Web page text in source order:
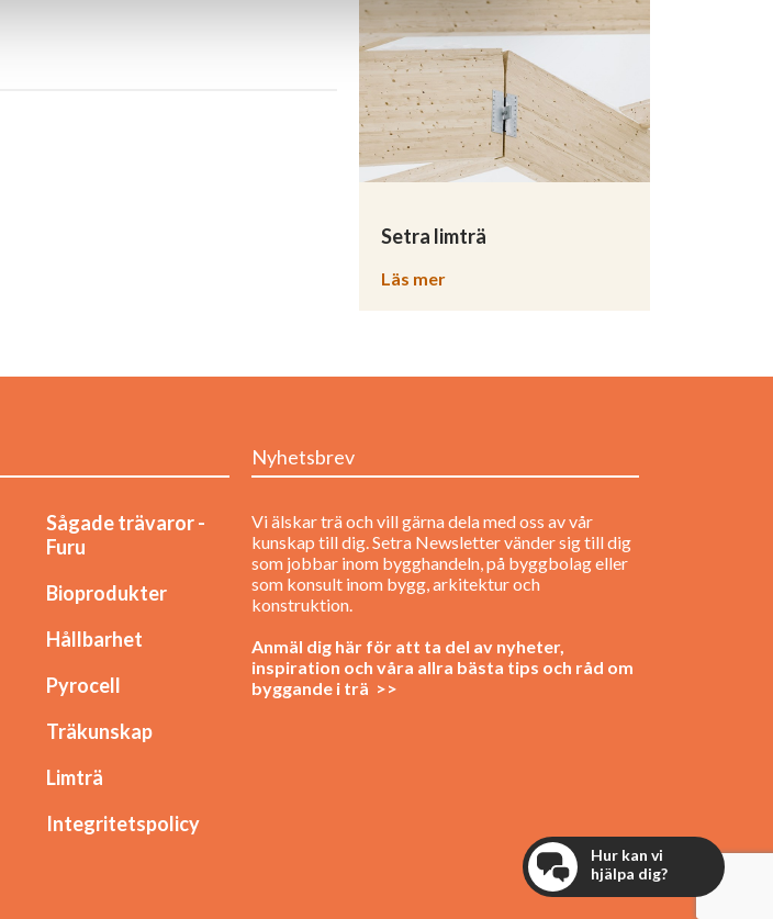
Setra limträ
Läs mer
Hur kan vi
hjälpa dig?
Sågade trävaror -
Furu
Bioprodukter
Hållbarhet
Pyrocell
Träkunskap
Limträ
Integritetspolicy
Nyhetsbrev
Vi älskar trä och vill gärna dela med oss av vår
kunskap till dig. Setra Newsletter vänder sig till dig
som jobbar inom bygghandeln, på byggbolag eller
som konsult inom bygg, arkitektur och
konstruktion.
Anmäl dig här för att ta del av nyheter,
inspiration och våra allra bästa tips och råd om
byggande i trä >>